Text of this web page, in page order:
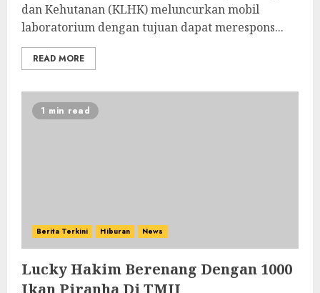
dan Kehutanan (KLHK) meluncurkan mobil
laboratorium dengan tujuan dapat merespons...
READ MORE
1 min read
Berita Terkini Hiburan News
Lucky Hakim Berenang Dengan 1000
Ikan Piranha Di TMII